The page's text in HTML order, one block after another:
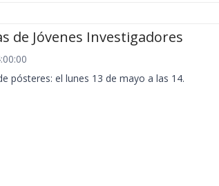
de Jóvenes Investigadores
pósteres: el lunes 13 de mayo a las 14.